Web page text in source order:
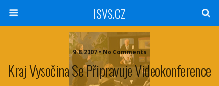
ISVS.CZ
9.8.2007 • No Comments
Kraj Vysočina Se Připravuje Videokonference